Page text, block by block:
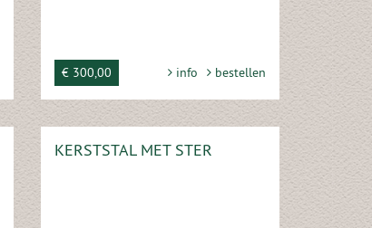
€ 300,00 info bestellen
KERSTSTAL MET STER